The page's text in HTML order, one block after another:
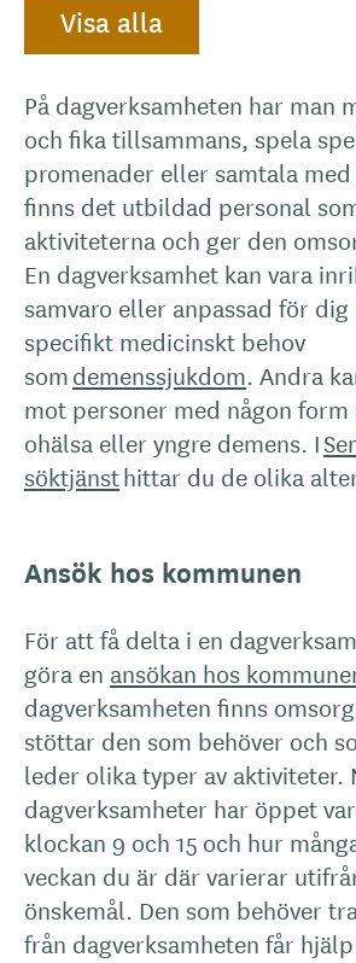
Visa alla
På dagverksamheten har man
och fika tillsammans, spela
promenader eller samtala
finns det utbildad personal
aktiviteterna och ger den
En dagverksamhet kan vara
samvaro eller anpassad för
specifikt medicinskt behov
somdemenssjukdom. Andra
mot personer med någon form
ohälsa eller yngre demens. I
söktjänsthittar du de olika
Ansök hos kommunen
För att få delta i en
göra en ansökan hos
dagverksamheten finns
stöttar den som behöver och
leder olika typer av aktiviteter.
dagverksamheter har öppet
klockan 9 och 15 och hur
veckan du är där varierar
önskemål. Den som behöver
från dagverksamheten får